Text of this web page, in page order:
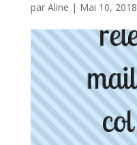
par Aline | Mai 10, 2018